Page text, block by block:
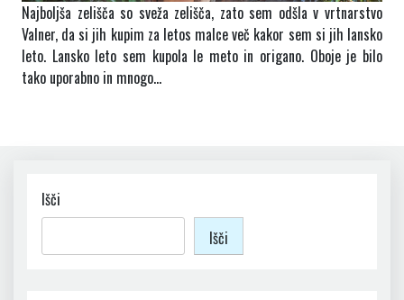
Najboljša zelišča so sveža zelišča, zato sem odšla v vrtnarstvo
Valner, da si jih kupim za letos malce več kakor sem si jih lansko
leto. Lansko leto sem kupola le meto in origano. Oboje je bilo
tako uporabno in mnogo…
Išči
Išči